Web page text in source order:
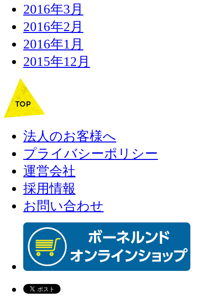
2016年3月
2016年2月
2016年1月
2015年12月
法人のお客様へ
プライバシーポリシー
運営会社
採用情報
お問い合わせ